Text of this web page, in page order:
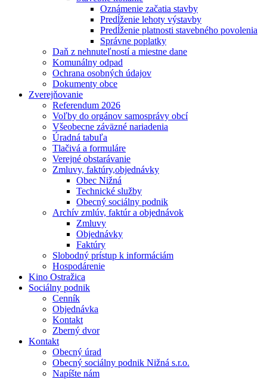
Oznámenie začatia stavby
Predĺženie lehoty výstavby
Predĺženie platnosti stavebného povolenia
Správne poplatky
Daň z nehnuteľností a miestne dane
Komunálny odpad
Ochrana osobných údajov
Dokumenty obce
Zverejňovanie
Referendum 2026
Voľby do orgánov samosprávy obcí
Všeobecne záväzné nariadenia
Úradná tabuľa
Tlačivá a formuláre
Verejné obstarávanie
Zmluvy, faktúry,objednávky
Obec Nižná
Technické služby
Obecný sociálny podnik
Archív zmlúv, faktúr a objednávok
Zmluvy
Objednávky
Faktúry
Slobodný prístup k informáciám
Hospodárenie
Kino Ostražica
Sociálny podnik
Cenník
Objednávka
Kontakt
Zberný dvor
Kontakt
Obecný úrad
Obecný sociálny podnik Nižná s.r.o.
Napíšte nám